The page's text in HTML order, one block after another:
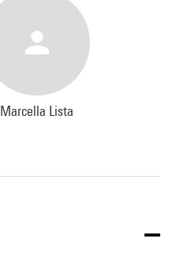
Marcella Lista